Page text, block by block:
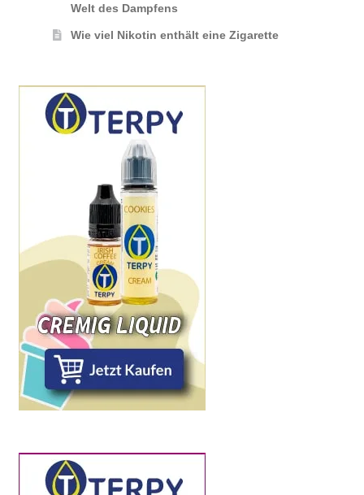
Welt des Dampfens
Wie viel Nikotin enthält eine Zigarette